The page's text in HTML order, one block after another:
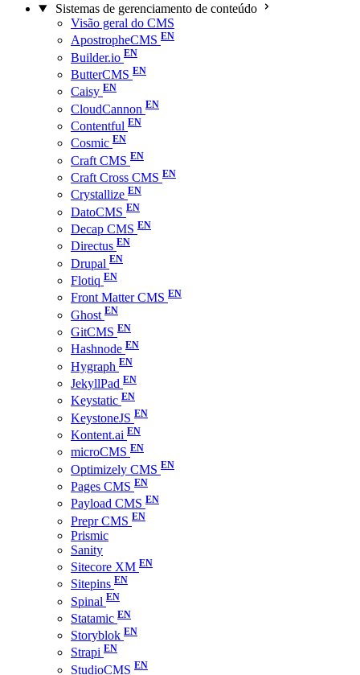
Sistemas de gerenciamento de conteúdo
Visão geral do CMS
ApostropheCMS
Builder.io
ButterCMS
Caisy
CloudCannon
Contentful
Cosmic
Craft CMS
Craft Cross CMS
Crystallize
DatoCMS
Decap CMS
Directus
Drupal
Flotiq
Front Matter CMS
Ghost
GitCMS
Hashnode
Hygraph
JekyllPad
Keystatic
KeystoneJS
Kontent.ai
microCMS
Optimizely CMS
Pages CMS
Payload CMS
Prepr CMS
Prismic
Sanity
Sitecore XM
Sitepins
Spinal
Statamic
Storyblok
Strapi
StudioCMS